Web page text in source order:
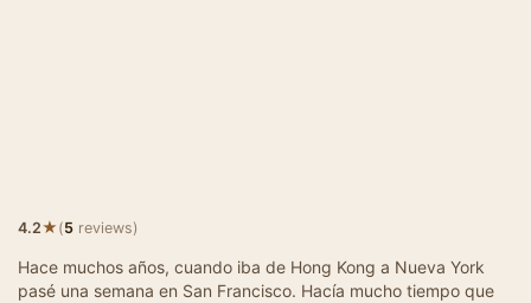
4.2★(5 reviews)
Hace muchos años, cuando iba de Hong Kong a Nueva York
pasé una semana en San Francisco. Hacía mucho tiempo que